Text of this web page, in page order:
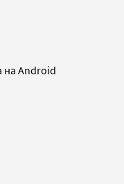
на Android